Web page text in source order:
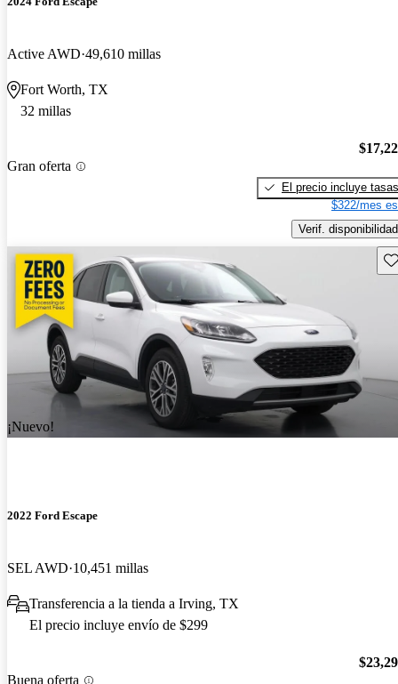
Active AWD 49,610 millas
Fort Worth, TX
32 millas
Gran oferta
El precio incluye tasas
$322/mes
Verif. disponibilidad
¡Nuevo!
2022 Ford Escape
SEL AWD 10,451 millas
Transferencia a la tienda a Irving, TX
El precio incluye envío de $299
Buena oferta